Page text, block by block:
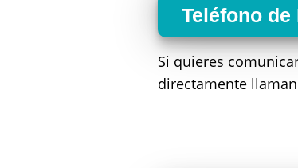
Teléfono
Si quieres
directamente